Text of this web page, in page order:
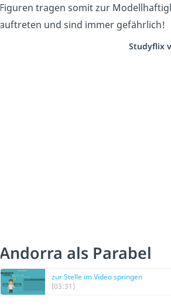
Figuren tragen somit zur
auftreten und sind immer gefährlich!
Studyflix
Andorra als Parabel
zur Stelle im Video springen
(03:31)